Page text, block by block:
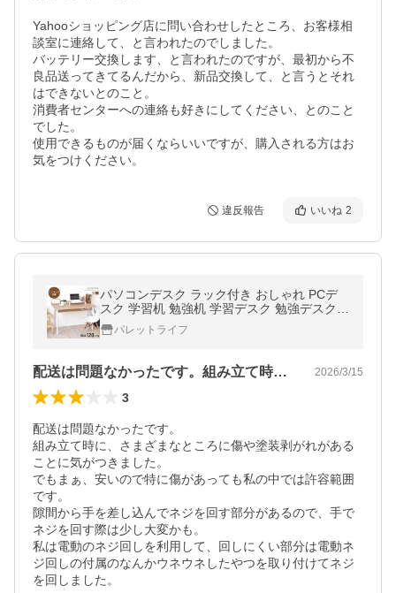
Yahooショッピング店に問い合わせしたところ、お客様相
談室に連絡して、と言われたのでしました。
バッテリー交換します、と言われたのですが、最初から不
良品送ってきてるんだから、新品交換して、と言うとそれ
はできないとのこと。
消費者センターへの連絡も好きにしてください、とのこと
でした。
使用できるものが届くならいいですが、購入される方はお
気をつけください。
違反報告 いいね 2
パソコンデスク ラック付き おしゃれ PCデ
スク 学習机 勉強机 学習デスク 勉強デスク
デスク 机 収納 ワークデスク オフィスデスク
コンパクトデスク ドレッサー
パレットライフ
配送は問題なかったです。組み立て時に、… 2026/3/15
3
配送は問題なかったです。
組み立て時に、さまざまなところに傷や塗装剥がれがある
ことに気がつきました。
でもまぁ、安いので特に傷があっても私の中では許容範囲
です。
隙間から手を差し込んでネジを回す部分があるので、手で
ネジを回す際は少し大変かも。
私は電動のネジ回しを利用して、回しにくい部分は電動ネ
ジ回しの付属のなんかウネウネしたやつを取り付けてネジ
を回しました。